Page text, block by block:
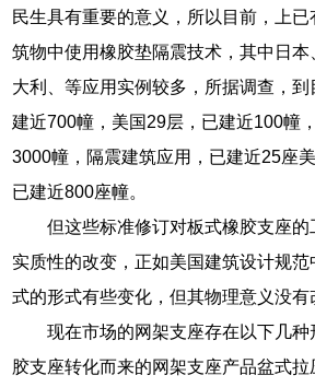
民生具有重要的意义，所以目前，上
筑物中使用橡胶垫隔震技术，其中日
大利、等应用实例较多，所据调查，
建近700幢，美国29层，已建近100幢
3000幢，隔震建筑应用，已建近25座
已建近800座幢。
但这些标准修订对板式橡胶支座
实质性的改变，正如美国建筑设计规
式的形式有些变化，但其物理意义没有
现在市场的网架支座存在以下几
胶支座转化而来的网架支座产品盆式